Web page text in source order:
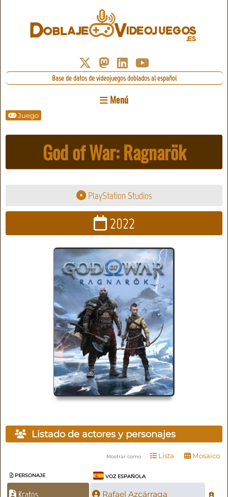
Base de datos de videojuegos doblados al español
Menú
Juego
God of War: Ragnarök
PlayStation Studios
2022
Listado de actores y personajes
Mostrar como Lista Mosaico
PERSONAJE VOZ ESPAÑOLA
Kratos Rafael Azcárraga